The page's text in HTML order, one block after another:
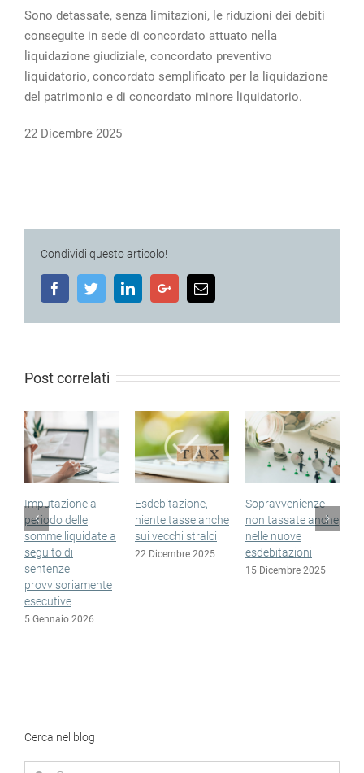
Sono detassate, senza limitazioni, le riduzioni dei debiti
conseguite in sede di concordato attuato nella
liquidazione giudiziale, concordato preventivo
liquidatorio, concordato semplificato per la liquidazione
del patrimonio e di concordato minore liquidatorio.
22 Dicembre 2025
Condividi questo articolo!
FacebookTwitterLinkedInGoogle+Email
Post correlati
Imputazione a
periodo delle
somme liquidate a
seguito di
sentenze
provvisoriamente
esecutive
5 Gennaio 2026
Esdebitazione,
niente tasse anche
sui vecchi stralci
22 Dicembre 2025
Sopravvenienze
non tassate anche
nelle nuove
esdebitazioni
15 Dicembre 2025
Cerca nel blog
Search